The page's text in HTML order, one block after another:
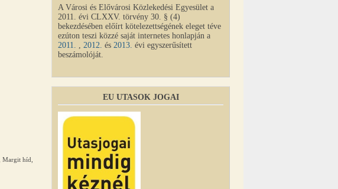
Margit híd,
A Városi és Elővárosi Közlekedési Egyesület a
2011. évi CLXXV. törvény 30. § (4)
bekezdésében előírt kötelezettségének eleget téve
ezúton teszi közzé saját internetes honlapján a
2011.
2012. és 2013. évi egyszerűsített
beszámolóját.
EU UTASOK JOGAI